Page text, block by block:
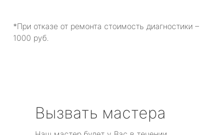
*При отказе от ремонта стоимость диагностики –
1000 руб.
Вызвать мастера